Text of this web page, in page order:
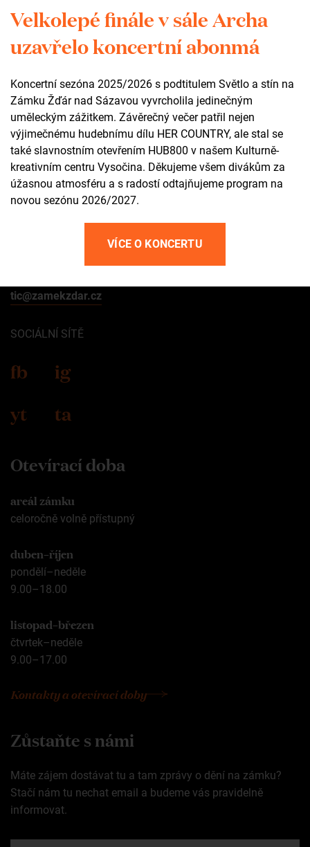
Potřebujete poradit? Kontaktujte nás!
recepce
+420 732 384 312
reception@zamekzdar.cz
tic@zamekzdar.cz
SOCIÁLNÍ SÍTĚ
fb
ig
yt
ta
Otevírací doba
areál zámku
celoročně volně přístupný
duben–říjen
pondělí–neděle
9.00–18.00
listopad–březen
čtvrtek–neděle
9.00–17.00
Kontakty a otevírací doby
Zůstaňte s námi
Máte zájem dostávat tu a tam zprávy o dění na zámku?
Stačí nám tu nechat email a budeme vás pravidelně
informovat.
Velkolepé finále v sále Archa
uzavřelo koncertní abonmá
Koncertní sezóna 2025/2026 s podtitulem Světlo a stín na
Zámku Žďár nad Sázavou vyvrcholila jedinečným
uměleckým zážitkem. Závěrečný večer patřil nejen
výjimečnému hudebnímu dílu HER COUNTRY, ale stal se
také slavnostním otevřením HUB800 v našem Kulturně-
kreativním centru Vysočina. Děkujeme všem divákům za
úžasnou atmosféru a s radostí odtajňujeme program na
novou sezónu 2026/2027.
VÍCE O KONCERTU